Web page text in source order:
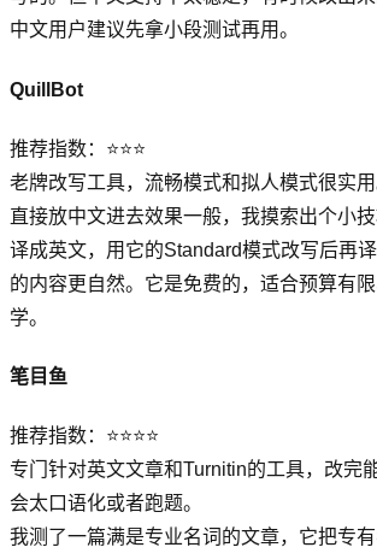
中文用户建议先拿小段测试再用。
QuillBot
推荐指数：⭐⭐⭐
老牌改写工具，流畅模式和拟人模式很实用
直接放中文进去效果一般，我摸索出个小
译成英文，用它的Standard模式改写后再
的内容更自然。它是免费的，适合预算有
学。
笔目鱼
推荐指数：⭐⭐⭐⭐
专门针对英文文章和Turnitin的工具，改完
会太口语化或者跑题。
我测了一篇满是专业名词的文章，它把专